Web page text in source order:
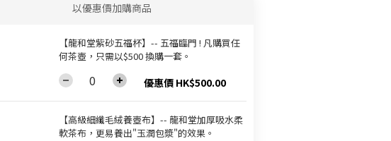
以優惠價加購商品
【龍和堂紫砂五福杯‬】-- 五福臨門 ! 凡購買任
何茶壺，只需以$500 換購一套。
優惠價 HK$500.00
【高級細纖毛絨養壺布】-- 龍和堂加厚吸水柔
軟茶布，更易養出"玉潤包漿"的效果。